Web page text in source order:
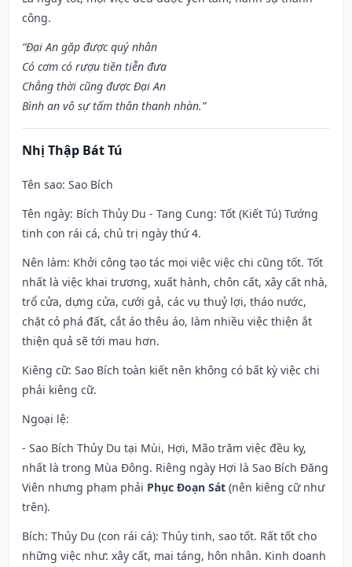
công.
“Đại An gặp được quý nhân
Có cơm có rượu tiền tiễn đưa
Chẳng thời cũng được Đại An
Bình an vô sự tấm thân thanh nhàn.”
Nhị Thập Bát Tú
Tên sao: Sao Bích
Tên ngày: Bích Thủy Du - Tang Cung: Tốt (Kiết Tú) Tướng
tinh con rái cá, chủ trị ngày thứ 4.
Nên làm: Khởi công tạo tác mọi việc việc chi cũng tốt. Tốt
nhất là việc khai trương, xuất hành, chôn cất, xây cất nhà,
trổ cửa, dựng cửa, cưới gả, các vụ thuỷ lợi, tháo nước,
chặt cỏ phá đất, cắt áo thêu áo, làm nhiều việc thiện ắt
thiện quả sẽ tới mau hơn.
Kiêng cữ: Sao Bích toàn kiết nên không có bất kỳ việc chi
phải kiêng cữ.
Ngoại lệ:
- Sao Bích Thủy Du tại Mùi, Hợi, Mão trăm việc đều kỵ,
nhất là trong Mùa Đông. Riêng ngày Hợi là Sao Bích Đăng
Viên nhưng phạm phải Phục Đoạn Sát (nên kiêng cữ như
trên).
Bích: Thủy Du (con rái cá): Thủy tinh, sao tốt. Rất tốt cho
những việc như: xây cất, mai táng, hôn nhân. Kinh doanh